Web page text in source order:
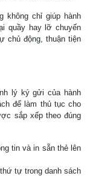
không chỉ giúp hành
quầy hay lỡ chuyến
chủ động, thuận tiện
lý ký gửi của hành
để làm thủ tục cho
sắp xếp theo đúng
tin và in sẵn thẻ lên
tự trong danh sách